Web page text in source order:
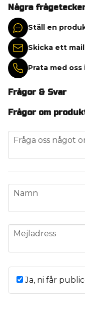
Några
Ställ en
Skicka ett mail
Prata med
Frågor & Svar
Frågor om
question
Fråga oss något
name
Namn
email
Mejladress
Ja, ni får